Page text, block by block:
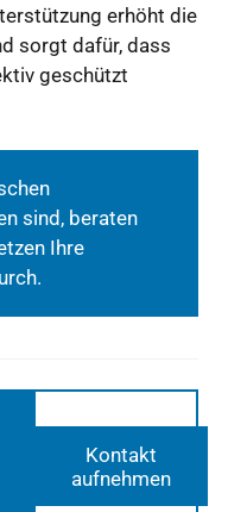
erhöht die
sorgt dafür, dass
geschützt
sind, beraten
Ihre
Kontakt
aufnehmen